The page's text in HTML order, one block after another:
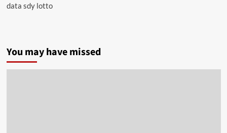
data sdy lotto
You may have missed